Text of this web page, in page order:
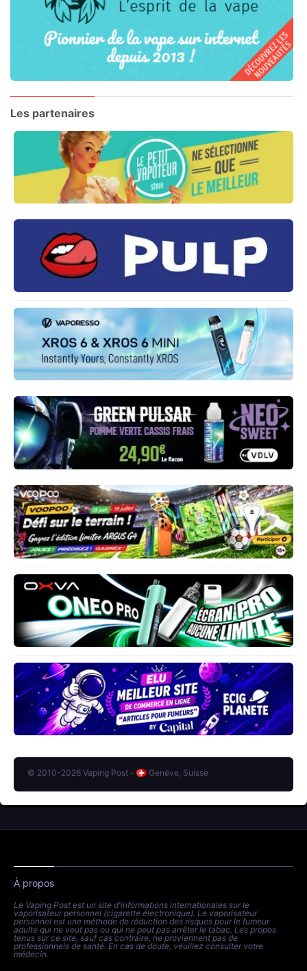
Les partenaires
© 2010-2026 Vaping Post - Genève, Suisse
À propos
Le Vaping Post est un site d'informations internationales sur le
vaporisateur personnel (cigarette électronique). Le vaporisateur
personnel est une méthode de réduction des risques pour le fumeur
adulte qui ne veut pas ou qui ne peut pas arrêter le tabac. Les propos
tenus sur ce site, sauf cas contraire, ne proviennent pas de
professionnels de santé. En cas de doute, veuillez consulter votre
médecin.